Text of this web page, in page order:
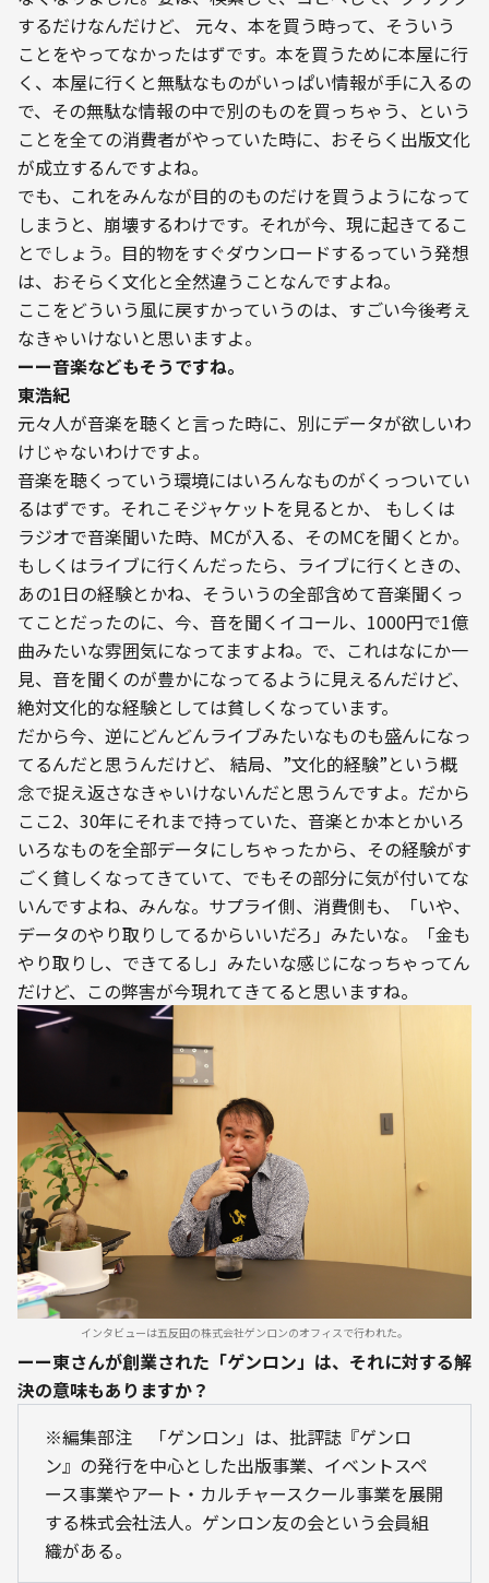
するだけなんだけど、 元々、本を買う時って、そういう
ことをやってなかったはずです。本を買うために本屋に行
く、本屋に行くと無駄なものがいっぱい情報が手に入るの
で、その無駄な情報の中で別のものを買っちゃう、という
ことを全ての消費者がやっていた時に、おそらく出版文化
が成立するんですよね。
でも、これをみんなが目的のものだけを買うようになって
しまうと、崩壊するわけです。それが今、現に起きてるこ
とでしょう。目的物をすぐダウンロードするっていう発想
は、おそらく文化と全然違うことなんですよね。
ここをどういう風に戻すかっていうのは、すごい今後考え
なきゃいけないと思いますよ。
ーー音楽などもそうですね。
東浩紀
元々人が音楽を聴くと言った時に、別にデータが欲しいわ
けじゃないわけですよ。
音楽を聴くっていう環境にはいろんなものがくっついてい
るはずです。それこそジャケットを見るとか、 もしくは
ラジオで音楽聞いた時、MCが入る、そのMCを聞くとか。
もしくはライブに行くんだったら、ライブに行くときの、
あの1日の経験とかね、そういうの全部含めて音楽聞くっ
てことだったのに、今、音を聞くイコール、1000円で1億
曲みたいな雰囲気になってますよね。で、これはなにか一
見、音を聞くのが豊かになってるように見えるんだけど、
絶対文化的な経験としては貧しくなっています。
だから今、逆にどんどんライブみたいなものも盛んになっ
てるんだと思うんだけど、 結局、”文化的経験”という概
念で捉え返さなきゃいけないんだと思うんですよ。だから
ここ2、30年にそれまで持っていた、音楽とか本とかいろ
いろなものを全部データにしちゃったから、その経験がす
ごく貧しくなってきていて、でもその部分に気が付いてな
いんですよね、みんな。サプライ側、消費側も、「いや、
データのやり取りしてるからいいだろ」みたいな。「金も
やり取りし、できてるし」みたいな感じになっちゃってん
だけど、この弊害が今現れてきてると思いますね。
インタビューは五反田の株式会社ゲンロンのオフィスで行われた。
ーー東さんが創業された「ゲンロン」は、それに対する解
決の意味もありますか？
※編集部注　「ゲンロン」は、批評誌『ゲンロ
ン』の発行を中心とした出版事業、イベントスペ
ース事業やアート・カルチャースクール事業を展開
する株式会社法人。ゲンロン友の会という会員組
織がある。